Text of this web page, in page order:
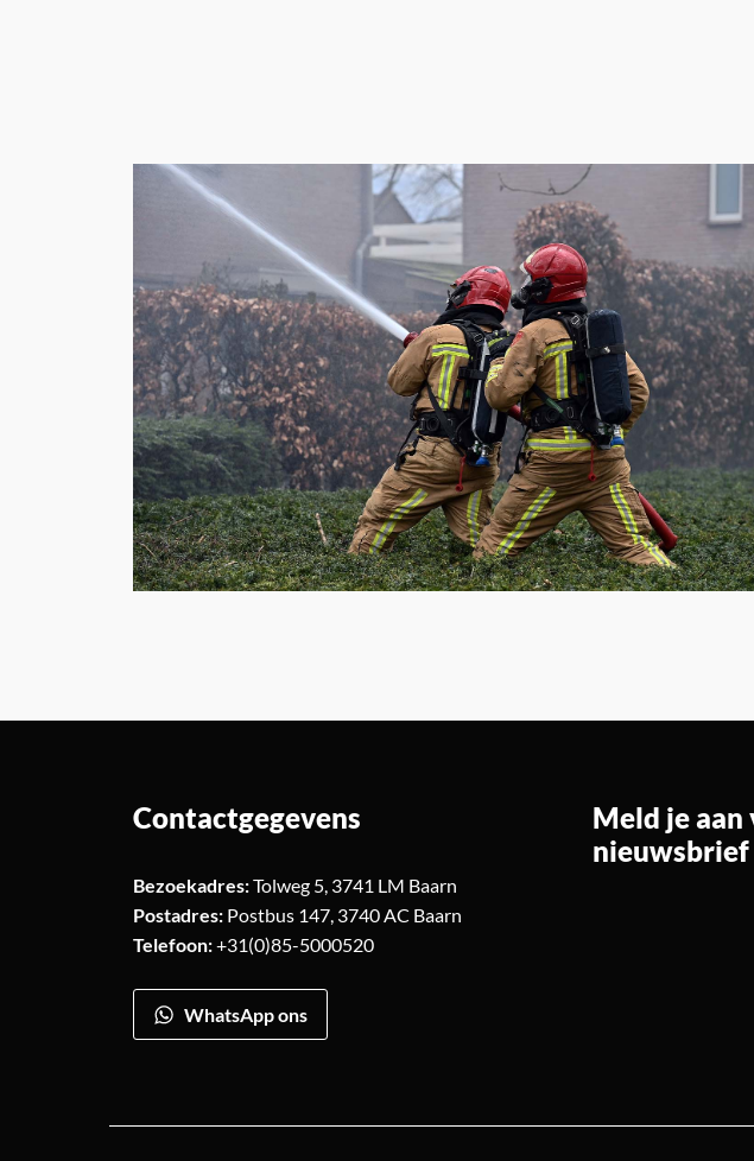
Contactgegevens
Bezoekadres:Tolweg 5, 3741 LM Baarn
Postadres: Postbus 147, 3740 AC Baarn
Telefoon:+31(0)85-5000520
WhatsApp ons
Meld je aan
nieuwsbrief